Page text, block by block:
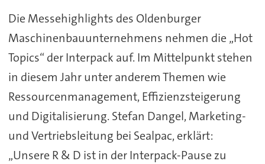
Die Messehighlights des Oldenburger
Maschinenbauunternehmens nehmen die „Hot
Topics“ der Interpack auf. Im Mittelpunkt stehen
in diesem Jahr unter anderem Themen wie
Ressourcenmanagement, Effizienzsteigerung
und Digitalisierung. Stefan Dangel, Marketing-
und Vertriebsleitung bei Sealpac, erklärt:
„Unsere R & D ist in der Interpack-Pause zu